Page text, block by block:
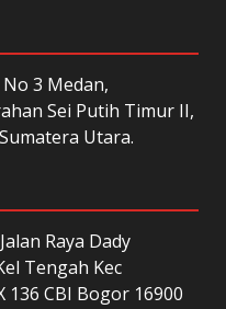
3 Medan,
Sei Putih Timur II,
Utara.
Raya Dady
Tengah Kec
136 CBI Bogor 16900